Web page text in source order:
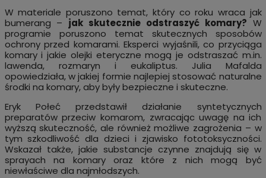
W materiale poruszono temat, który co roku wraca jak
bumerang – jak skutecznie odstraszyć komary? W
programie poruszono temat skutecznych sposobów
ochrony przed komarami. Eksperci wyjaśnili, co przyciąga
komary i jakie olejki eteryczne mogą je odstraszać m.in.
lawenda, rozmaryn i eukaliptus. Julia Mafalda
opowiedziała, w jakiej formie najlepiej stosować naturalne
środki na komary, aby były bezpieczne i skuteczne.
Eryk Połeć przedstawił działanie syntetycznych
preparatów przeciw komarom, zwracając uwagę na ich
wyższą skuteczność, ale również możliwe zagrożenia – w
tym szkodliwość dla dzieci i zjawisko fototoksyczności.
Wskazał także, jakie substancje czynne znajdują się w
sprayach na komary oraz które z nich mogą być
niewłaściwe dla najmłodszych.